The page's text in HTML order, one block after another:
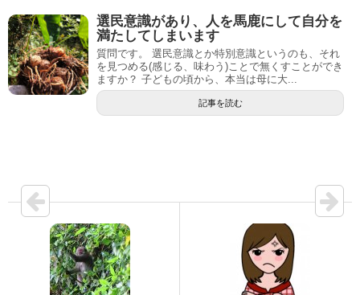
選民意識があり、人を馬鹿にして自分を
満たしてしまいます
質問です。 選民意識とか特別意識というのも、それ
を見つめる(感じる、味わう)ことで無くすことができ
ますか？ 子どもの頃から、本当は母に大...
記事を読む